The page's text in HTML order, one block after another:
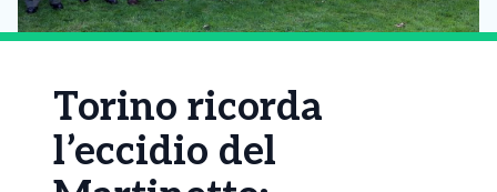
Torino ricorda
l’eccidio del